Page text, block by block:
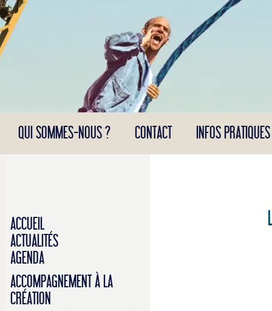
Panneau de gestion des cookies
QUI SOMMES-NOUS ? CONTACT INFOS PRATIQUES
ACCUEIL
ACTUALITÉS
AGENDA
ACCOMPAGNEMENT À LA
CRÉATION